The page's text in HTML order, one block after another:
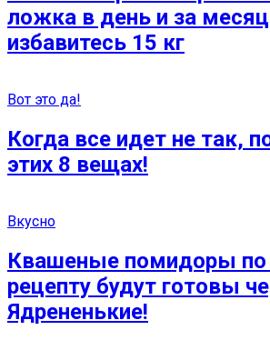
ложка в день и за
избавитесь 15 кг
Вот это да!
Когда все идет не так,
этих 8 вещах!
Вкусно
Квашеные помидоры по
рецепту будут готовы
Ядрененькие!